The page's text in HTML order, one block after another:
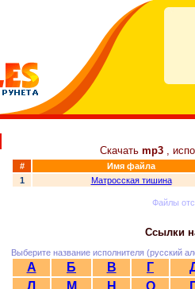
Скачать mp3,
#
Имя файла
1
Матросская тишина
Файлы
Ссылки
Выберите название исполнителя (русский
А Б В Г
Л
М Н О